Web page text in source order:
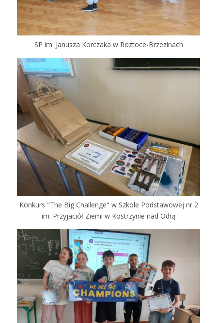
SP im. Janusza Korczaka w Roztoce-Brzezinach
Konkurs "The Big Challenge" w Szkole Podstawowej nr 2
im. Przyjaciół Ziemi w Kostrzynie nad Odrą